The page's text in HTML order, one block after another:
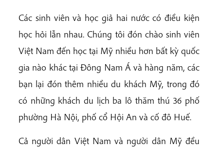
Các sinh viên và học giả hai nước có điều kiện
học hỏi lẫn nhau. Chúng tôi đón chào sinh viên
Việt Nam đến học tại Mỹ nhiều hơn bất kỳ quốc
gia nào khác tại Đông Nam Á và hàng năm, các
bạn lại đón thêm nhiều du khách Mỹ, trong đó
có những khách du lịch ba lô thăm thú 36 phố
phường Hà Nội, phố cổ Hội An và cố đô Huế.
Cả người dân Việt Nam và người dân Mỹ đều